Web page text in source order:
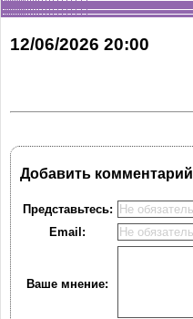
12/06/2026 20:00
Добавить комментарий
Представьтесь:
Email:
Ваше мнение: